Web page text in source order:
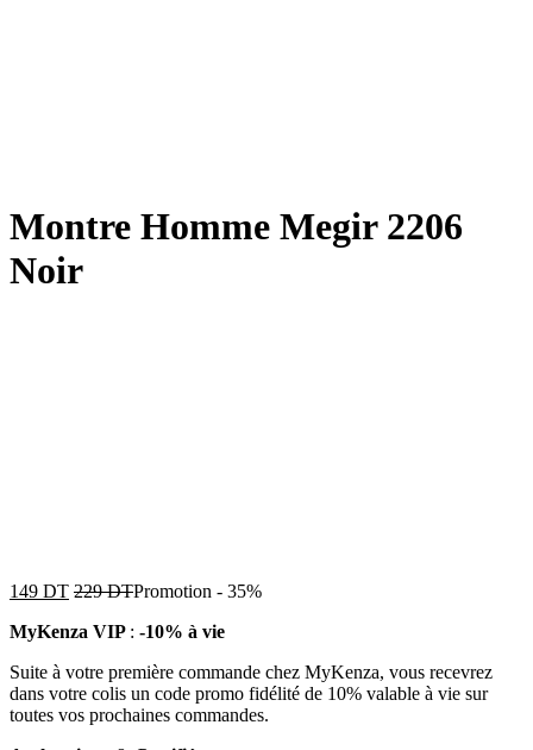
Montre Homme Megir 2206
Noir
149 DT 229DTPromotion - 35%
MyKenza VIP : -10% à vie
Suite à votre première commande chez MyKenza, vous recevrez
dans votre colis un code promo fidélité de 10% valable à vie sur
toutes vos prochaines commandes.